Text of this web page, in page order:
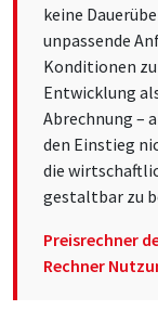
keine
unpassende
Konditionen
Entwicklung
Abrechnung –
den Einstieg
die
gestaltbar zu
Preisrechner
Rechner